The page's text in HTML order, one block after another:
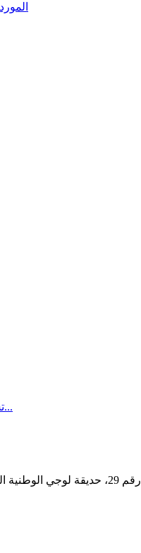
تشاينا أنبوب تقنية تصنيع الآلات لآلة الأسلاك النحاسية عالية السرعة والألومنيو...
رقم 29، حديقة لوجي الوطنية الرائدة، مدينة جيباي، مقاطعة بينهاي، مدينة يانتشنغ، مقاطعة جيانغسو، الصين